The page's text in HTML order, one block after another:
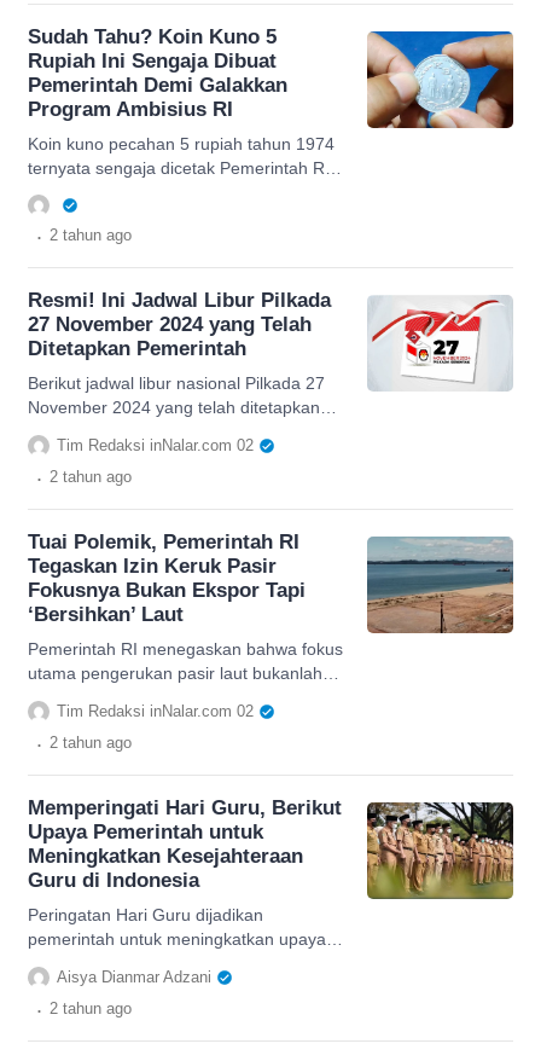
Sudah Tahu? Koin Kuno 5
Rupiah Ini Sengaja Dibuat
Pemerintah Demi Galakkan
Program Ambisius RI
Koin kuno pecahan 5 rupiah tahun 1974
ternyata sengaja dicetak Pemerintah RI
untuk mempromosikan program jangka
panjang, apa itu?
. 2 tahun ago
Resmi! Ini Jadwal Libur Pilkada
27 November 2024 yang Telah
Ditetapkan Pemerintah
Berikut jadwal libur nasional Pilkada 27
November 2024 yang telah ditetapkan
secara resmi oleh Pemerintah.
Tim Redaksi inNalar.com 02
. 2 tahun ago
Tuai Polemik, Pemerintah RI
Tegaskan Izin Keruk Pasir
Fokusnya Bukan Ekspor Tapi
‘Bersihkan’ Laut
Pemerintah RI menegaskan bahwa fokus
utama pengerukan pasir laut bukanlah
hanya ekspor melainkan untuk
'pembersihan' pasir laut.
Tim Redaksi inNalar.com 02
. 2 tahun ago
Memperingati Hari Guru, Berikut
Upaya Pemerintah untuk
Meningkatkan Kesejahteraan
Guru di Indonesia
Peringatan Hari Guru dijadikan
pemerintah untuk meningkatkan upaya
dalam menjaga kesejahteraan guru di
Indonesia.
Aisya Dianmar Adzani
. 2 tahun ago